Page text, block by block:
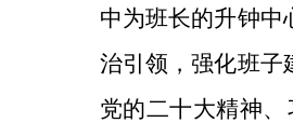
中为班长的升钟中
治引领，强化班子
党的二十大精神